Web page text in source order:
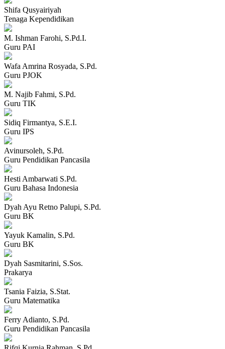
Shifa Qusyairiyah
Tenaga Kependidikan
M. Ishman Farohi, S.Pd.I.
Guru PAI
Wafa Amrina Rosyada, S.Pd.
Guru PJOK
M. Najib Fahmi, S.Pd.
Guru TIK
Sidiq Firmantya, S.E.I.
Guru IPS
Avinursoleh, S.Pd.
Guru Pendidikan Pancasila
⁠Hesti Ambarwati S.Pd.
Guru Bahasa Indonesia
Dyah Ayu Retno Palupi, S.Pd.
Guru BK
Yayuk Kamalin, S.Pd.
Guru BK
Dyah Sasmitarini, S.Sos.
Prakarya
Tsania Faizia, S.Stat.
Guru Matematika
Ferry Adianto, S.Pd.
Guru Pendidikan Pancasila